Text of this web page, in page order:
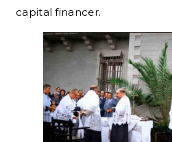
capital financer.